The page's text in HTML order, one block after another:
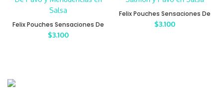
Felix Pouches Sensaciones De
Pavo y Menudencias en Salsa
$3.100
Felix Pouches Sensaciones De
Salmón y Pavo en Salsa
$3.100